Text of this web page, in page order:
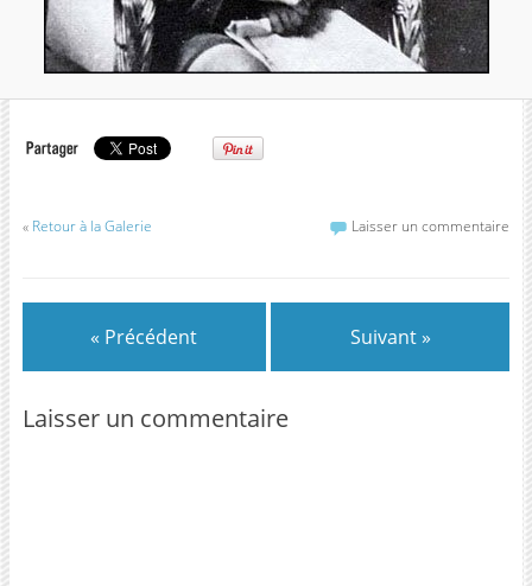
« Retour à la Galerie Laisser un commentaire
« Précédent Suivant »
Laisser un commentaire